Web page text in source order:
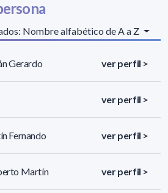
Nombre alfabético de A a Z
Gerardo ver perfil >
ver perfil >
Fernando ver perfil >
Martín ver perfil >